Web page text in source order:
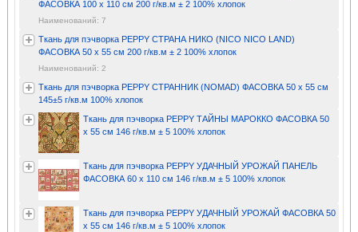
ФАСОВКА 100 x 110 см 200 г/кв.м ± 2 100% хлопок
Наименований: 7
Ткань для пэчворка PEPPY СТРАНА НИКО (NICO NICO LAND)
ФАСОВКА 50 x 55 см 200 г/кв.м ± 2 100% хлопок
Наименований: 2
Ткань для пэчворка PEPPY СТРАННИК (NOMAD) ФАСОВКА 50 x 55 см
145±5 г/кв.м 100% хлопок
Ткань для пэчворка PEPPY ТАЙНЫ МАРОККО ФАСОВКА 50
x 55 см 146 г/кв.м ± 5 100% хлопок
Ткань для пэчворка PEPPY УДАЧНЫЙ УРОЖАЙ ПАНЕЛЬ
ФАСОВКА 60 x 110 см 146 г/кв.м ± 5 100% хлопок
Ткань для пэчворка PEPPY УДАЧНЫЙ УРОЖАЙ ФАСОВКА 50
x 55 см 146 г/кв.м ± 5 100% хлопок